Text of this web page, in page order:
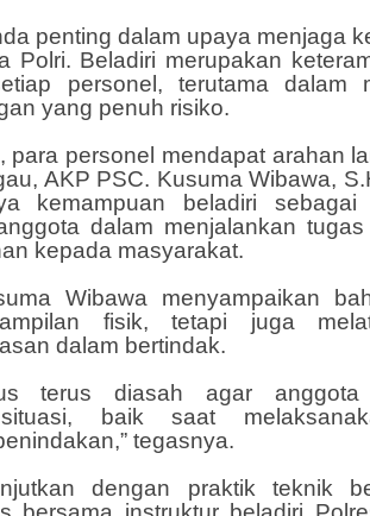
penting dalam upaya menjaga
Polri. Beladiri merupakan
personel, terutama dalam
yang penuh risiko.
para personel mendapat arahan
AKP PSC. Kusuma Wibawa,
kemampuan beladiri
dalam menjalankan
kepada masyarakat.
Wibawa menyampaikan
fisik, tetapi juga
dalam bertindak.
terus diasah agar
baik saat
tegasnya.
dengan praktik teknik